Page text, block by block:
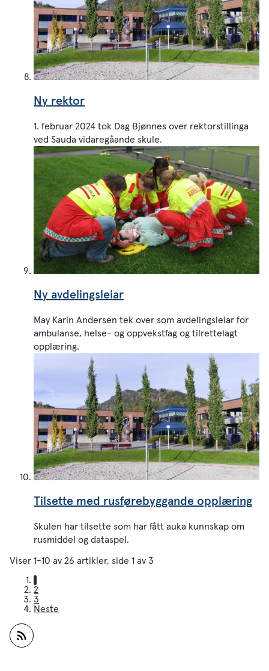
Ny rektor
1. februar 2024 tok Dag Bjønnes over rektorstillinga
ved Sauda vidaregåande skule.
Ny avdelingsleiar
May Karin Andersen tek over som avdelingsleiar for
ambulanse, helse- og oppvekstfag og tilrettelagt
opplæring.
Tilsette med rusførebyggande opplæring
Skulen har tilsette som har fått auka kunnskap om
rusmiddel og dataspel.
Viser 1-10 av 26 artikler, side 1 av 3
2
3
Neste